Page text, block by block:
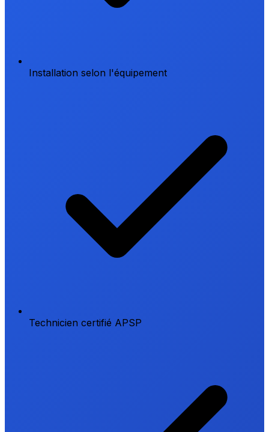
Installation selon l'équipement
Technicien certifié APSP